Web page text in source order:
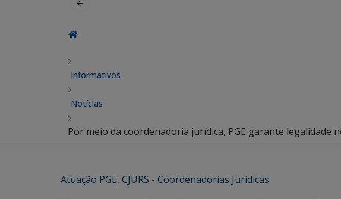
Informativos
Notícias
Por meio da coordenadoria jurídica, PGE garante legalidade
Atuação PGE, CJURS - Coordenadorias Jurídicas